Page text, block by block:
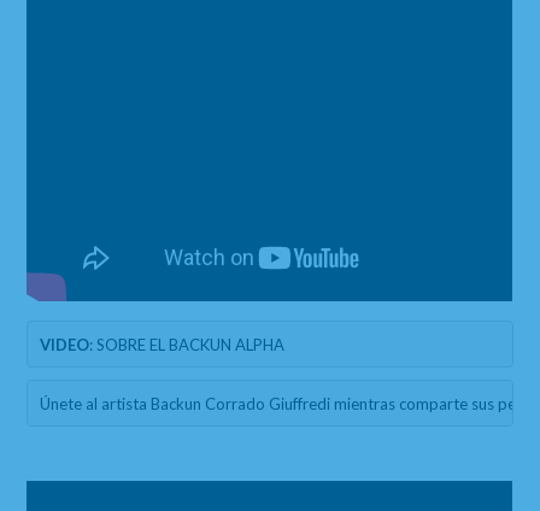
VIDEO: SOBRE EL BACKUN ALPHA
Únete al artista Backun Corrado Giuffredi mientras comparte sus